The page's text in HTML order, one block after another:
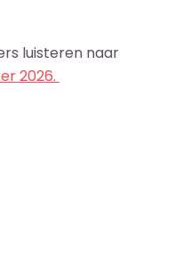
luisteren naar
2026.